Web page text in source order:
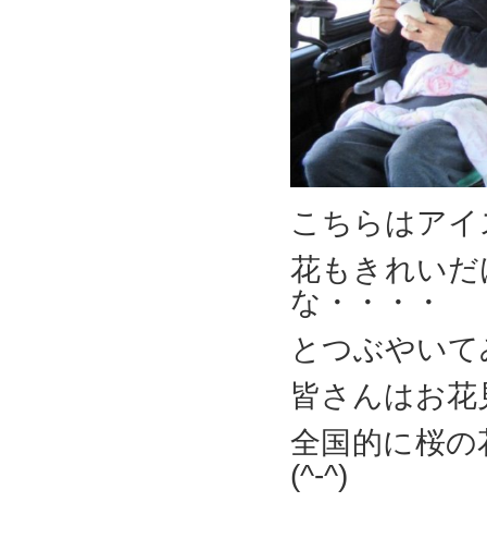
こちらはア
花もきれい
な・・・・
とつぶやい
皆さんはお
全国的に桜
(^-^)